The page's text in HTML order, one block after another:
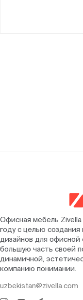
Офисная мебель Zivella
году с целью создания
дизайнов для
большую часть своей
динамичной,
компанию понимании.
uzbekistan@zivella.com